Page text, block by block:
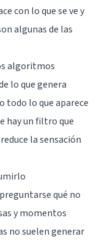
con lo que se ve y
algunas de las
algoritmos
lo que genera
todo lo que aparece
hay un filtro que
la sensación
qué no
y momentos
no suelen generar